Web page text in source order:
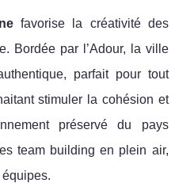
favorise la créativité des
Bordée par l’Adour, la ville
parfait pour tout
stimuler la cohésion et
préservé du pays
team building en plein air,